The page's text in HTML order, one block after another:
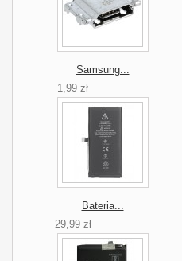
Samsung...
1,99 zł
Bateria...
29,99 zł